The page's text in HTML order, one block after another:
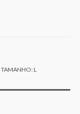
TAMANHO: L